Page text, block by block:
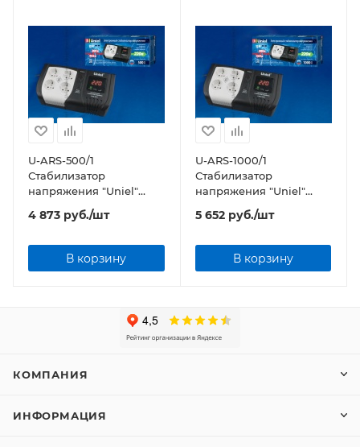
U-ARS-500/1
Стабилизатор
напряжения "Uniel"
серии Standard - Expert
500 ВА
4 873 руб./шт
В корзину
U-ARS-1000/1
Стабилизатор
напряжения "Uniel"
серии Standard - Expert
1000 ВА
5 652руб./шт
В корзину
КОМПАНИЯ
ИНФОРМАЦИЯ